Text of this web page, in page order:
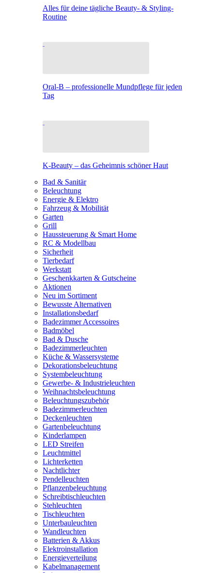
Alles für deine tägliche Beauty- & Styling-
Routine
Oral-B – professionelle Mundpflege für jeden
Tag
K-Beauty – das Geheimnis schöner Haut
Bad & Sanitär
Beleuchtung
Energie & Elektro
Fahrzeug & Mobilität
Garten
Grill
Haussteuerung & Smart Home
RC & Modellbau
Sicherheit
Tierbedarf
Werkstatt
Geschenkkarten & Gutscheine
Aktionen
Neu im Sortiment
Bewusste Alternativen
Installationsbedarf
Badezimmer Accessoires
Badmöbel
Bad & Dusche
Badezimmerleuchten
Küche & Wassersysteme
Dekorationsbeleuchtung
Systembeleuchtung
Gewerbe- & Industrieleuchten
Weihnachtsbeleuchtung
Beleuchtungszubehör
Badezimmerleuchten
Deckenleuchten
Gartenbeleuchtung
Kinderlampen
LED Streifen
Leuchtmittel
Lichterketten
Nachtlichter
Pendelleuchten
Pflanzenbeleuchtung
Schreibtischleuchten
Stehleuchten
Tischleuchten
Unterbauleuchten
Wandleuchten
Batterien & Akkus
Elektroinstallation
Energieverteilung
Kabelmanagement